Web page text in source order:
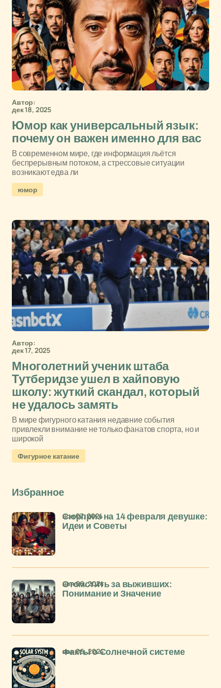
Автор:
дек 18, 2025
Юмор как универсальный язык:
почему он важен именно для вас
В современном мире, где информация льётся
беспрерывным потоком, а стрессовые ситуации
возникают едва ли
юмор
Автор:
дек 17, 2025
Многолетний ученик штаба
Тутберидзе ушел в хайповую
школу: жуткий скандал, который
не удалось замять
В мире фигурного катания недавние события
привлекли внимание не только фанатов спорта, но и
широкой
Фигурное катание
Избранное
Сюрприз на 14 февраля девушке:
Идеи и Советы
ноя 07, 2024
Отомстить за выживших:
Понимание и Значение
ноя 06, 2024
Факты о Солнечной системе
ноя 06, 2024